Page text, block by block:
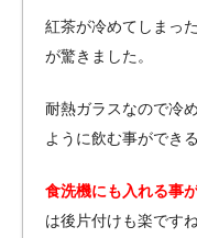
紅茶が冷めてしまっ
が驚きました。
耐熱ガラスなので冷
ように飲む事ができ
食洗機にも入れる事
は後片付けも楽ですね